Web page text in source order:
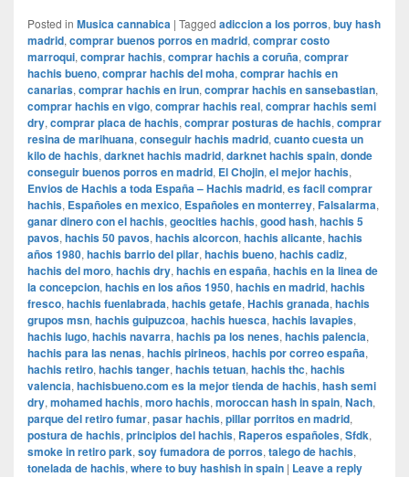
Posted in Musica cannabica | Tagged adiccion a los porros, buy hash
madrid, comprar buenos porros en madrid, comprar costo
marroqui, comprar hachis, comprar hachis a coruña, comprar
hachis bueno, comprar hachis del moha, comprar hachis en
canarias, comprar hachis en irun, comprar hachis en sansebastian,
comprar hachis en vigo, comprar hachis real, comprar hachis semi
dry, comprar placa de hachis, comprar posturas de hachis, comprar
resina de marihuana, conseguir hachis madrid, cuanto cuesta un
kilo de hachis, darknet hachis madrid, darknet hachis spain, donde
conseguir buenos porros en madrid, El Chojin, el mejor hachis,
Envios de Hachis a toda España – Hachis madrid, es facil comprar
hachis, Españoles en mexico, Españoles en monterrey, Falsalarma,
ganar dinero con el hachis, geocities hachis, good hash, hachis 5
pavos, hachis 50 pavos, hachis alcorcon, hachis alicante, hachis
años 1980, hachis barrio del pilar, hachis bueno, hachis cadiz,
hachis del moro, hachis dry, hachis en españa, hachis en la linea de
la concepcion, hachis en los años 1950, hachis en madrid, hachis
fresco, hachis fuenlabrada, hachis getafe, Hachis granada, hachis
grupos msn, hachis guipuzcoa, hachis huesca, hachis lavapies,
hachis lugo, hachis navarra, hachis pa los nenes, hachis palencia,
hachis para las nenas, hachis pirineos, hachis por correo españa,
hachis retiro, hachis tanger, hachis tetuan, hachis thc, hachis
valencia, hachisbueno.com es la mejor tienda de hachis, hash semi
dry, mohamed hachis, moro hachis, moroccan hash in spain, Nach,
parque del retiro fumar, pasar hachis, pillar porritos en madrid,
postura de hachis, principios del hachis, Raperos españoles, Sfdk,
smoke in retiro park, soy fumadora de porros, talego de hachis,
tonelada de hachis, where to buy hashish in spain | Leave a reply